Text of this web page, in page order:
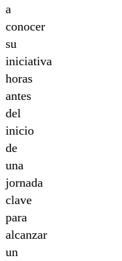
a
conocer
su
iniciativa
horas
antes
del
inicio
de
una
jornada
clave
para
alcanzar
un